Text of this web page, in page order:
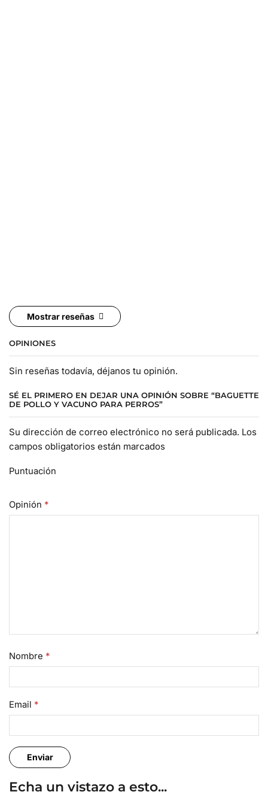
Mostrar reseñas
OPINIONES
Sin reseñas todavía, déjanos tu opinión.
SÉ EL PRIMERO EN DEJAR UNA OPINIÓN SOBRE “BAGUETTE
DE POLLO Y VACUNO PARA PERROS”
Su dirección de correo electrónico no será publicada. Los
campos obligatorios están marcados
Puntuación
Opinión *
Nombre *
Email *
Echa un vistazo a esto...